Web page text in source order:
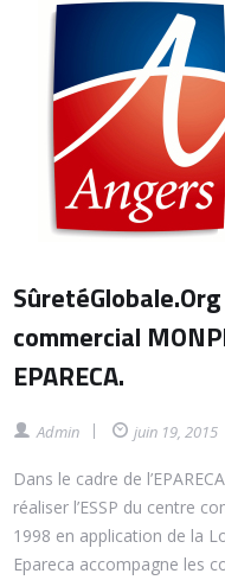
commercial
EPARECA.
Admin juin 19, 2015
Dans le cadre de
réaliser l’ESSP du centre
1998 en application de la
Epareca accompagne les